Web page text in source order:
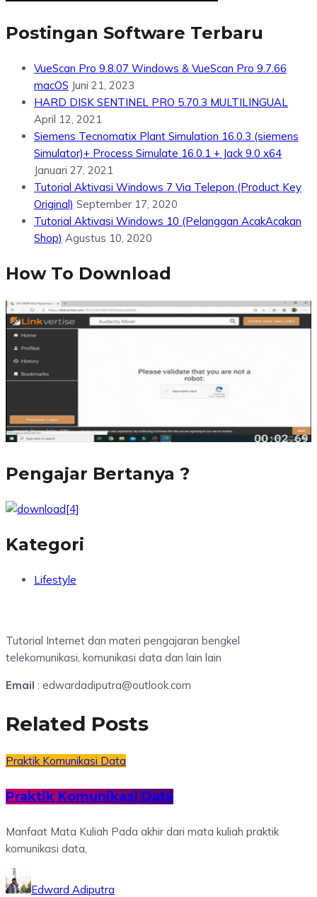
Postingan Software Terbaru
VueScan Pro 9.8.07 Windows & VueScan Pro 9.7.66
macOS Juni 21, 2023
HARD DISK SENTINEL PRO 5.70.3 MULTILINGUAL
April 12, 2021
Siemens Tecnomatix Plant Simulation 16.0.3 (siemens
Simulator)+ Process Simulate 16.0.1 + Jack 9.0 x64
Januari 27, 2021
Tutorial Aktivasi Windows 7 Via Telepon (Product Key
Original) September 17, 2020
Tutorial Aktivasi Windows 10 (Pelanggan AcakAcakan
Shop) Agustus 10, 2020
How To Download
Pengajar Bertanya ?
Kategori
Lifestyle
Tutorial Internet dan materi pengajaran bengkel
telekomunikasi, komunikasi data dan lain lain
Email : edwardadiputra@outlook.com
Related Posts
Praktik Komunikasi Data
Praktik Komunikasi Data
Manfaat Mata Kuliah Pada akhir dari mata kuliah praktik
komunikasi data,
Edward Adiputra